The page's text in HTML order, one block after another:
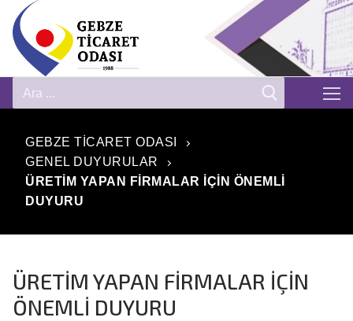
GEBZE TICARET ODASI
GENEL DUYURULAR
ÜRETİM YAPAN FİRMALAR İÇİN ÖNEMLİ
DUYURU
ÜRETİM YAPAN FİRMALAR İÇİN
ÖNEMLİ DUYURU